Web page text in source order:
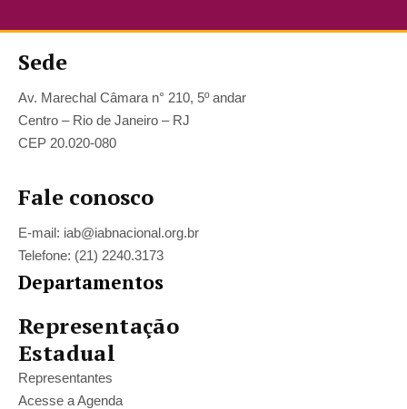
Sede
Av. Marechal Câmara n° 210, 5º andar
Centro – Rio de Janeiro – RJ
CEP 20.020-080
Fale conosco
E-mail: iab@iabnacional.org.br
Telefone: (21) 2240.3173
Departamentos
Representação
Estadual
Representantes
Acesse a Agenda